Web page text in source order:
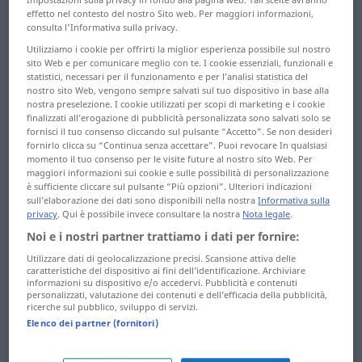
Badebekleidung ...
Bänderung
Bänderzerrung ...
Bagatellschuld
Bagatellsteuer ...
Bahnradius
Bahnräumer ...
bakteriologisch
Bakteriolyse ...
Ballannahme
Ballarbeit ... Balltoilette
Balltraining ...
Bandassel
Bibeldruckpapier ...
biegbar
Biegbarkeit ... Bierkrug
Bierkutscher ... bilateral
Bilch ... Bildjournalist
Bildkalender ...
Bildungseifer
bildungseifrig ...
Billeteuse
Billett ... Binderin
bindern ... Bioenergie
effetto nel contesto del nostro Sito web. Per maggiori informazioni,
consulta l'Informativa sulla privacy.
Utilizziamo i cookie per offrirti la miglior esperienza possibile sul nostro
sito Web e per comunicare meglio con te. I cookie essenziali, funzionali e
statistici, necessari per il funzionamento e per l’analisi statistica del
nostro sito Web, vengono sempre salvati sul tuo dispositivo in base alla
nostra preselezione. I cookie utilizzati per scopi di marketing e i cookie
finalizzati all’erogazione di pubblicità personalizzata sono salvati solo se
fornisci il tuo consenso cliccando sul pulsante “Accetto”. Se non desideri
fornirlo clicca su “Continua senza accettare”. Puoi revocare In qualsiasi
momento il tuo consenso per le visite future al nostro sito Web. Per
maggiori informazioni sui cookie e sulle possibilità di personalizzazione
è sufficiente cliccare sul pulsante “Più opzioni”. Ulteriori indicazioni
sull’elaborazione dei dati sono disponibili nella nostraInformativa sulla
privacy. Qui è possibile invece consultare la nostra Nota legale.
Noi e i nostri partner trattiamo i dati per fornire:
Utilizzare dati di geolocalizzazione precisi. Scansione attiva delle
caratteristiche del dispositivo ai fini dell’identificazione. Archiviare
informazioni su dispositivo e/o accedervi. Pubblicità e contenuti
personalizzati, valutazione dei contenuti e dell’efficacia della pubblicità,
ricerche sul pubblico, sviluppo di servizi.
Elenco dei partner (fornitori)